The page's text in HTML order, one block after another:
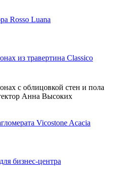
Rosso Luana
из травертина Classico
с облицовкой стен и пола
Анна Высоких
Vicostone Acacia
бизнес-центра